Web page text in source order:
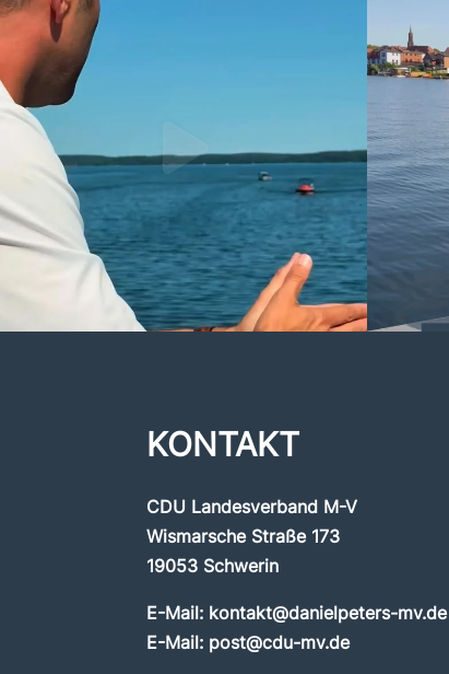
KONTAKT
CDU Landesverband M-V
Wismarsche Straße 173
19053 Schwerin
E-Mail: kontakt@danielpeters-mv.de
E-Mail: post@cdu-mv.de